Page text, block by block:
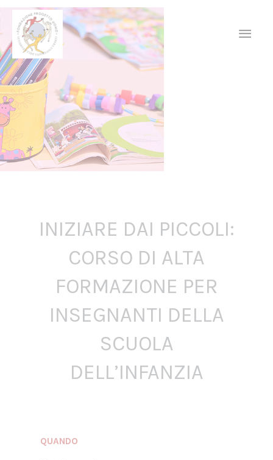
Vai
contenuto
INIZIARE DAI PICCOLI:
CORSO DI ALTA
FORMAZIONE PER
INSEGNANTI DELLA
SCUOLA
DELL’INFANZIA
QUANDO